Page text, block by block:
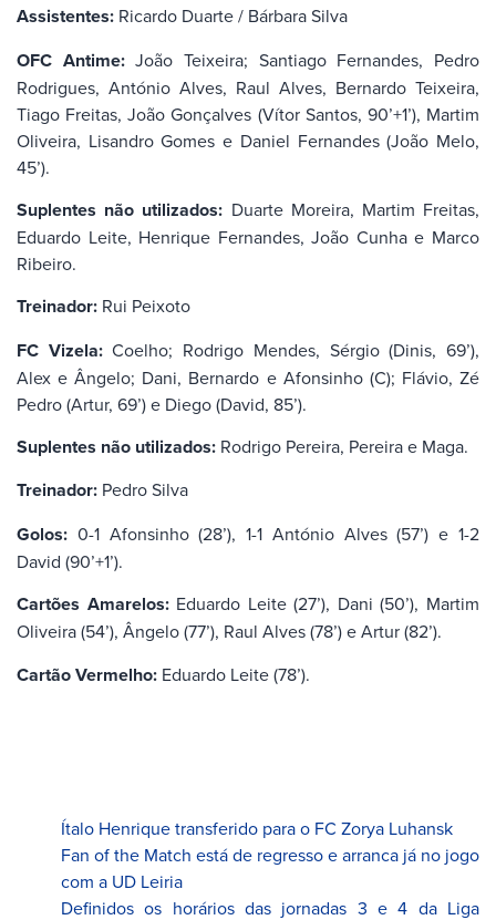
Assistentes: Ricardo Duarte / Bárbara Silva
OFC Antime:João Teixeira; Santiago Fernandes, Pedro
Rodrigues, António Alves, Raul Alves, Bernardo Teixeira,
Tiago Freitas, João Gonçalves (Vítor Santos, 90’+1’), Martim
Oliveira, Lisandro Gomes e Daniel Fernandes (João Melo,
45’).
Suplentes não utilizados: Duarte Moreira, Martim Freitas,
Eduardo Leite, Henrique Fernandes, João Cunha e Marco
Ribeiro.
Treinador: Rui Peixoto
FC Vizela:Coelho; Rodrigo Mendes, Sérgio (Dinis, 69’),
Alex e Ângelo; Dani, Bernardo e Afonsinho (C); Flávio, Zé
Pedro (Artur, 69’) e Diego (David, 85’).
Suplentes não utilizados: Rodrigo Pereira, Pereira e Maga.
Treinador: Pedro Silva
Golos: 0-1 Afonsinho (28’), 1-1 António Alves (57’) e 1-2
David (90’+1’).
Cartões Amarelos:Eduardo Leite (27’), Dani (50’), Martim
Oliveira (54’), Ângelo (77’), Raul Alves (78’) e Artur (82’).
Cartão Vermelho: Eduardo Leite (78’).
Ítalo Henrique transferido para o FC Zorya Luhansk
Fan of the Match está de regresso e arranca já no jogo
com a UD Leiria
Definidos os horários das jornadas 3 e 4 da Liga